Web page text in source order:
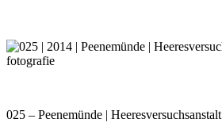
025 – Peenemünde | Heeresversuchsanstalt